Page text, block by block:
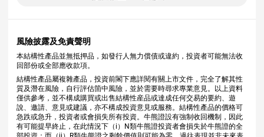
風險披露及免責聲明
本結構性產品並無抵押品，如發行人無力償債或違約，投資者可能無法收
回部份或全部應收款項。
結構性產品屬複雜產品，投資前閣下應詳閱有關上市文件，完全了解其性
質及潛在風險，自行評估箇中風險，並於需要時尋求專業意見。以上資料
僅供參考，並不構成購買或出售結構性産品或達成任何交易的要約、遊
說、邀請、意見或建議，亦不構成投資意見或服務。結構性產品的價格可
急跌或急升，投資者或會損失所有投資。牛熊證設有強制收回機制，因此
有可能提早終止，在此情況下（i）N類牛熊證投資者會損失於牛熊證的全